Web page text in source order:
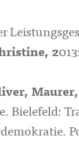
, 2
,
Bielefeld: